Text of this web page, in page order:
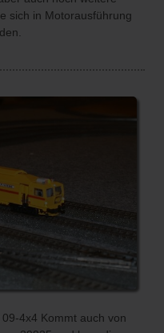
sich in Motorausführung
4x4 Kommt auch von